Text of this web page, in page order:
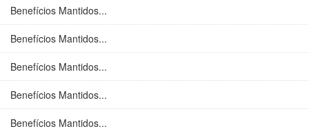
Benefícios Mantidos...
Benefícios Mantidos...
Benefícios Mantidos...
Benefícios Mantidos...
Benefícios Mantidos...